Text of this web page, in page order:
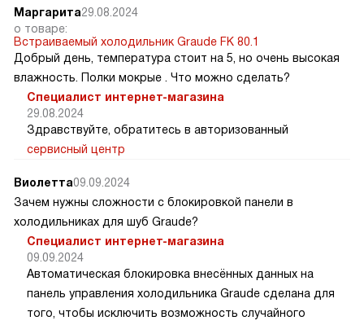
Маргарита29.08.2024
о товаре:
Встраиваемый холодильник Graude FK 80.1
Добрый день, температура стоит на 5, но очень высокая
влажность. Полки мокрые . Что можно сделать?
Специалист интернет-магазина
29.08.2024
Здравствуйте, обратитесь в авторизованный
сервисный центр
Виолетта09.09.2024
Зачем нужны сложности с блокировкой панели в
холодильниках для шуб Graude?
Специалист интернет-магазина
09.09.2024
Автоматическая блокировка внесённых данных на
панель управления холодильника Graude сделана для
того, чтобы исключить возможность случайного